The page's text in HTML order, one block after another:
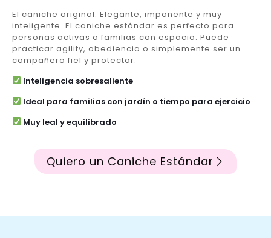
El caniche original. Elegante, imponente y muy
inteligente. El caniche estándar es perfecto para
personas activas o familias con espacio. Puede
practicar agility, obediencia o simplemente ser un
compañero fiel y protector.
Inteligencia sobresaliente
Ideal para familias con jardín o tiempo para ejercicio
Muy leal y equilibrado
Quiero un Caniche Estándar